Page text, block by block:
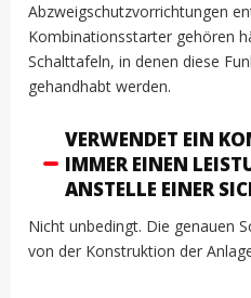
Abzweigschutzvorrichtungen
Kombinationsstarter gehören
Schalttafeln, in denen diese
gehandhabt werden.
VERWENDET EIN
IMMER EINEN
ANSTELLE EINER
Nicht unbedingt. Die genauen
von der Konstruktion der